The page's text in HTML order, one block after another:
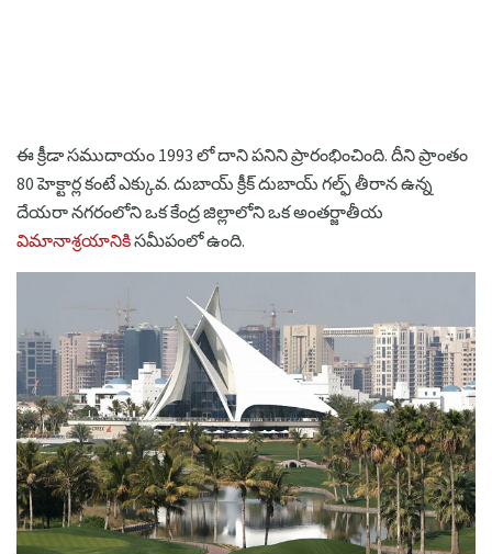
ఈ క్రీడా సముదాయం 1993 లో దాని పనిని ప్రారంభించింది. దీని ప్రాంతం
80 హెక్టార్ల కంటే ఎక్కువ. దుబాయ్ క్రీక్ దుబాయ్ గల్ఫ్ తీరాన ఉన్న
దేయరా నగరంలోని ఒక కేంద్ర జిల్లాలోని ఒక అంతర్జాతీయ
విమానాశ్రయానికిసమీపంలో ఉంది.